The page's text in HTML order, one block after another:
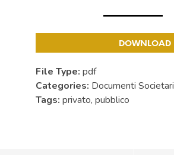
DOWNLOAD
File Type: pdf
Categories: Documenti Societari
Tags: privato, pubblico